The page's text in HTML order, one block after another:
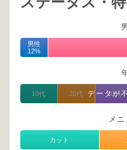
男性
12%
データが
10代 20代 30代
メ
カット